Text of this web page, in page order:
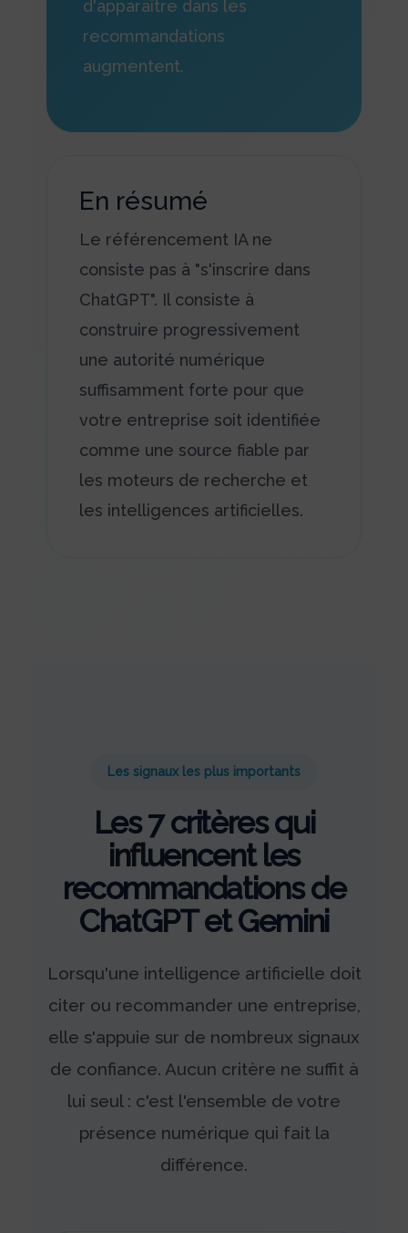
d'apparaître dans les
recommandations
augmentent.
En résumé
Le référencement IA ne
consiste pas à "s'inscrire dans
ChatGPT". Il consiste à
construire progressivement
une autorité numérique
suffisamment forte pour que
votre entreprise soit identifiée
comme une source fiable par
les moteurs de recherche et
les intelligences artificielles.
Les signaux les plus importants
Les 7 critères qui
influencent les
recommandations de
ChatGPT et Gemini
Lorsqu'une intelligence artificielle doit
citer ou recommander une entreprise,
elle s'appuie sur de nombreux signaux
de confiance. Aucun critère ne suffit à
lui seul : c'est l'ensemble de votre
présence numérique qui fait la
différence.